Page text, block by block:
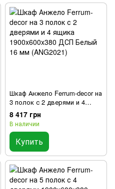
Шкаф Анжело Ferrum-decor на
3 полок с 2 дверями и 4
ящика 1900x600x380 ДСП
Белый 16 мм (ANG2021)
8 417 грн
В наличии
Купить